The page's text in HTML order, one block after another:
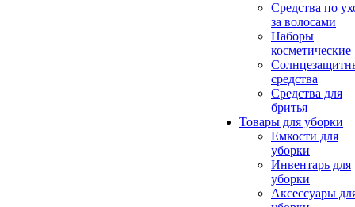
Средства по
за волосами
Наборы
косметические
средства
Средства для
бритья
Товары для уборки
Емкости для
уборки
Инвентарь для
уборки
Аксессуары